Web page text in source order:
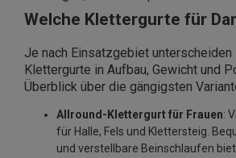
Welche Klettergurte für
Je nach Einsatzgebiet unterscheiden
Klettergurte in Aufbau, Gewicht und
Überblick über die gängigsten
Allround-Klettergurt für Frauen:
für Halle, Fels und Klettersteig.
und verstellbare Beinschlaufen